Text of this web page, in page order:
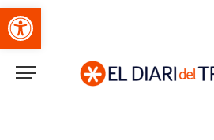
Obre la barra d'eines